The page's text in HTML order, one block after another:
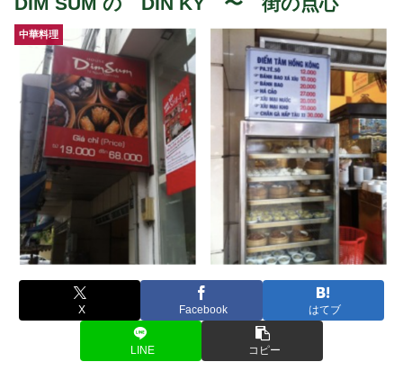
中華料理
X Facebook はてブ
LINE コピー